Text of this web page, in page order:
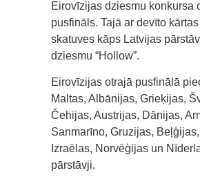
Eirovīzijas dziesmu konkursa
pusfināls. Tajā ar devīto
skatuves kāps Latvijas
dziesmu “Hollow”.
Eirovīzijas otrajā pusfinālā
Maltas, Albānijas, Grieķijas,
Čehijas, Austrijas, Dānijas,
Sanmarīno, Gruzijas,
Izraēlas, Norvēģijas un
pārstāvji.